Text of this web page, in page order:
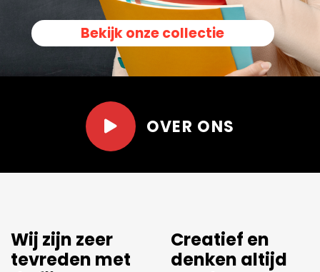
Bekijk onze collectie
OVER ONS
Er wordt
meegedacht.
Net dat stukje
extra.